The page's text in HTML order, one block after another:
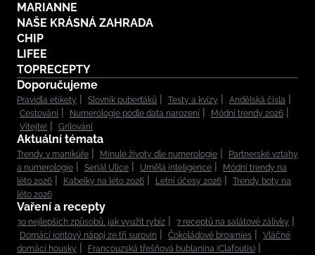
MARIANNE
NAŠE KRÁSNÁ ZAHRADA
CHIP
LIFEE
TOPRECEPTY
Doporučujeme
Pravidla etikety Slovník puberťáků Testy a kvízy
Andělská čísla
Cestování
Numerologie podle data narození
Módní trendy 2026
Vítejte!
Grilování
Aktuální témata
Trendy v manikúře Minulé životy dle numerologie
Partnerské vztahy
a numerologie
Seriál Ulice Umělá inteligence
Módní trendy na
léto 2026
Kabelky na léto 2026 Letní účesy 2026
Trendy boty na
léto 2026
Vaření a recepty
30 nejlepších způsobů, jak využít rybíz
7 receptů na salátové zálivky
Domácí iontový nápoj ze tří surovin
Čokoládové brownies
Vláčné
domácí housky
Francouzská třešňová bublanina (Clafoutis)